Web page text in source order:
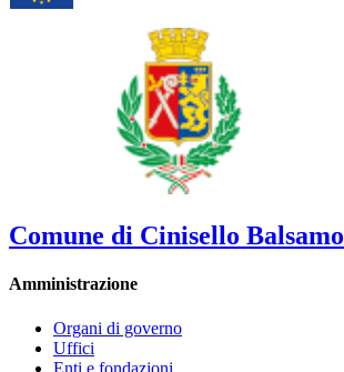
Comune di Cinisello Balsamo
Amministrazione
Organi di governo
Uffici
Enti e fondazioni